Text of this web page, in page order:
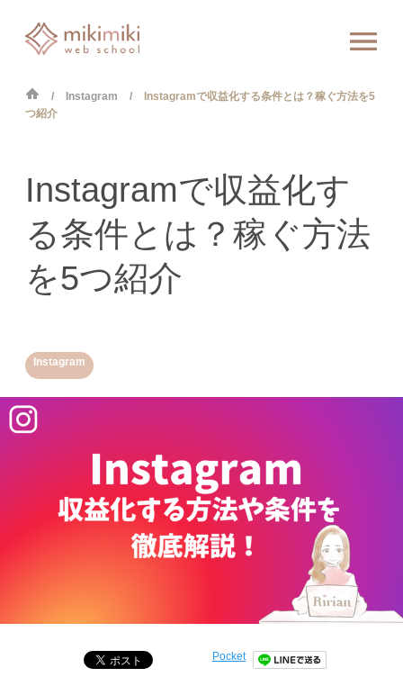
Instagram
Instagramで収益化する条件とは？稼ぐ方法を5
つ紹介
Instagram
Instagramで収益化す
る条件とは？稼ぐ方法
を5つ紹介
Pocket